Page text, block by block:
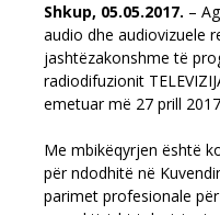
Shkup, 05.05.2017. –
audio dhe audiovizuele
jashtëzakonshme të
radiodifuzionit
emetuar më 27 prill
Me mbikëqyrjen është
për ndodhitë në
parimet profesionale